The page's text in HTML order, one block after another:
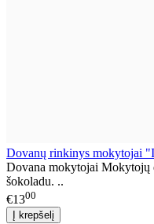
Dovanų rinkinys mokytojai
Dovana mokytojai Mokytojų
šokoladu. ..
€1300